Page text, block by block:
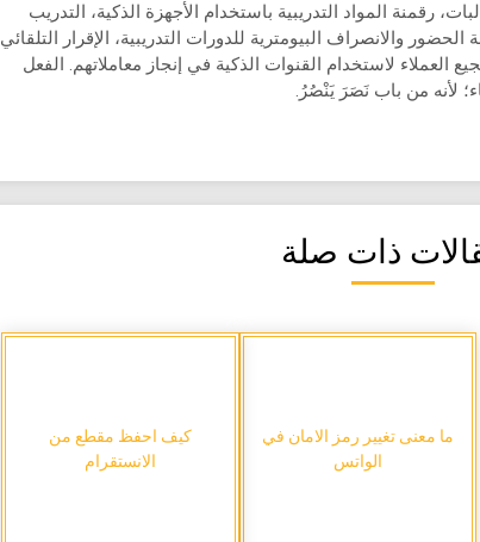
رقمنة المواد التدريبية باستخدام الأجهزة الذكية، التدريب
الحضور والانصراف البيومترية للدورات التدريبية، الإقرار التلقائي
العملاء لاستخدام القنوات الذكية في إنجاز معاملاتهم. الفعل
لأنه من باب نَصَرَ يَنْصُرُ.
ذات صلة
ما معنى تغيير رمز الامان في
الواتس
كيف احفظ مقطع من
الانستقرام